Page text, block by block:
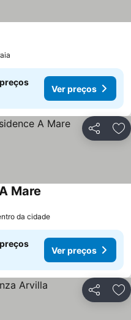
Ver preços
Partilhar
Mare
da cidade
Ver preços
Partilhar